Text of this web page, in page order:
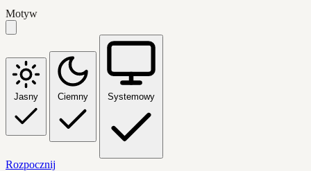
Motyw
Jasny Ciemny Systemowy
Rozpocznij